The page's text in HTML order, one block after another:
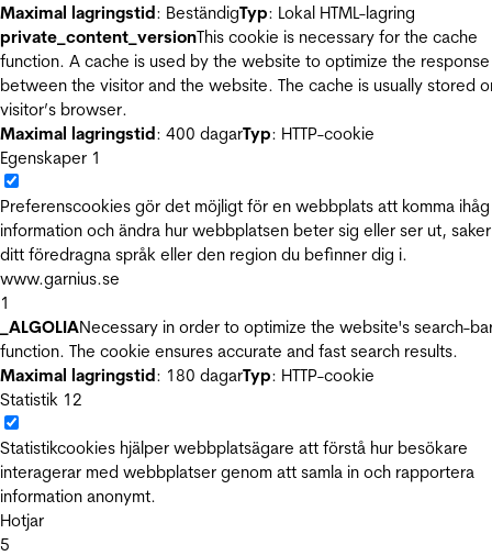
Maximal lagringstid: BeständigTyp: Lokal HTML-lagring
private_content_versionThis cookie is necessary for the cache
function. A cache is used by the website to optimize the
between the visitor and the website. The cache is usually stored
visitor’s browser.
Maximal lagringstid: 400 dagarTyp: HTTP-cookie
Egenskaper 1
Preferenscookies gör det möjligt för en webbplats att komma ihåg
information och ändra hur webbplatsen beter sig eller ser ut,
ditt föredragna språk eller den region du befinner dig i.
www.garnius.se
1
_ALGOLIANecessary in order to optimize the website's search-
function. The cookie ensures accurate and fast search results.
Maximal lagringstid: 180 dagarTyp: HTTP-cookie
Statistik 12
Statistikcookies hjälper webbplatsägare att förstå hur besökare
interagerar med webbplatser genom att samla in och rapportera
information anonymt.
Hotjar
5